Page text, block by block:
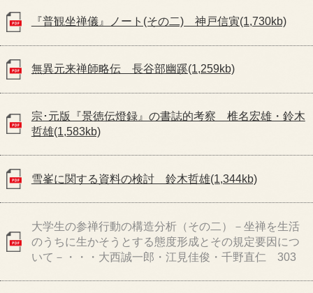
『普観坐禅儀』ノート(その二) 神戸信寅(1,730kb)
無異元来禅師略伝 長谷部幽蹊(1,259kb)
宗･元版『景徳伝燈録』の書誌的考察 椎名宏雄・鈴木
哲雄(1,583kb)
雪峯に関する資料の検討 鈴木哲雄(1,344kb)
大学生の参禅行動の構造分析（その二）－坐禅を生活
のうちに生かそうとする態度形成とその規定要因につ
いて－・・・大西誠一郎・江見佳俊・千野直仁 303